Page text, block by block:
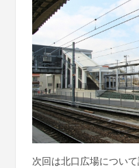
次回は北口広場について